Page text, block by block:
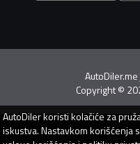
Copyright©
AutoDilerkoristi kolačiće za
iskustva. Nastavkom korišćenja